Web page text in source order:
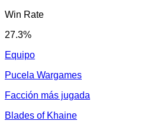
Win Rate
27.3%
Equipo
Pucela Wargames
Facción más jugada
Blades of Khaine